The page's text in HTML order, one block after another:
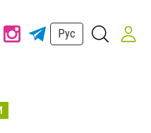
Рус